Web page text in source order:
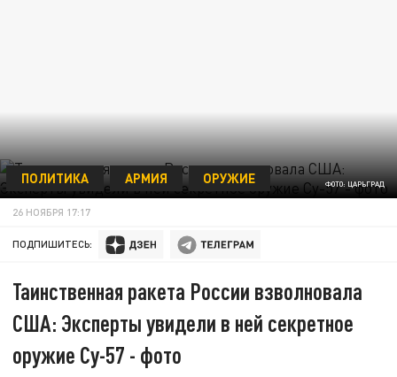
ФОТО: ЦАРЬГРАД
ПОЛИТИКА АРМИЯ ОРУЖИЕ
26 НОЯБРЯ 17:17
ПОДПИШИТЕСЬ:
Таинственная ракета России взволновала
США: Эксперты увидели в ней секретное
оружие Су-57 - фото